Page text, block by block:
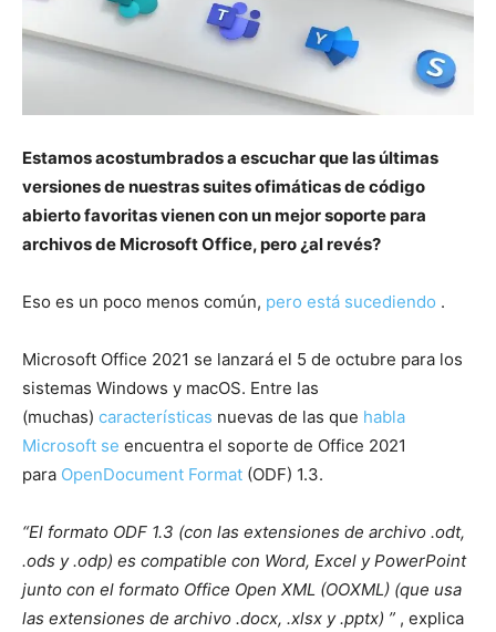
Estamos acostumbrados a escuchar que las últimas
versiones de nuestras suites ofimáticas de código
abierto favoritas vienen con un mejor soporte para
archivos de Microsoft Office, pero ¿al revés?
Eso es un poco menos común, pero está sucediendo .
Microsoft Office 2021 se lanzará el 5 de octubre para los
sistemas Windows y macOS. Entre las
(muchas) características nuevas de las que habla
Microsoft se encuentra el soporte de Office 2021
para OpenDocument Format (ODF) 1.3.
“El formato ODF 1.3 (con las extensiones de archivo .odt,
.ods y .odp) es compatible con Word, Excel y PowerPoint
junto con el formato Office Open XML (OOXML) (que usa
las extensiones de archivo .docx, .xlsx y .pptx) ” , explica